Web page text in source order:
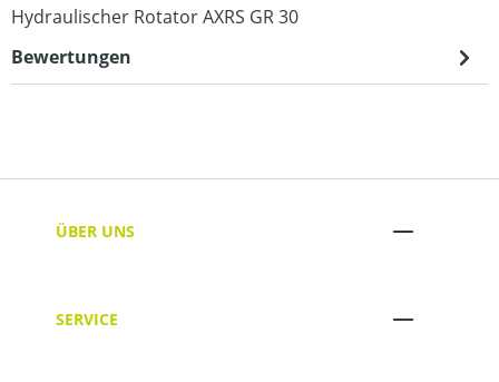
Hydraulischer Rotator AXRS GR 30
Bewertungen
ÜBER UNS
SERVICE